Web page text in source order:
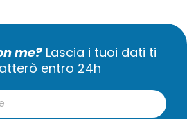
me? Lascia i tuoi dati ti
entro 24h